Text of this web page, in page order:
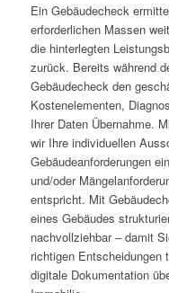
Ein Gebäudecheck
erforderlichen Massen
die hinterlegten
zurück. Bereits während
Gebäudecheck den
Kostenelementen,
Ihrer Daten Übernahme.
wir Ihre individuellen
Gebäudeanforderungen
und/oder
entspricht. Mit
eines Gebäudes
nachvollziehbar – damit
richtigen Entscheidungen
digitale Dokumentation